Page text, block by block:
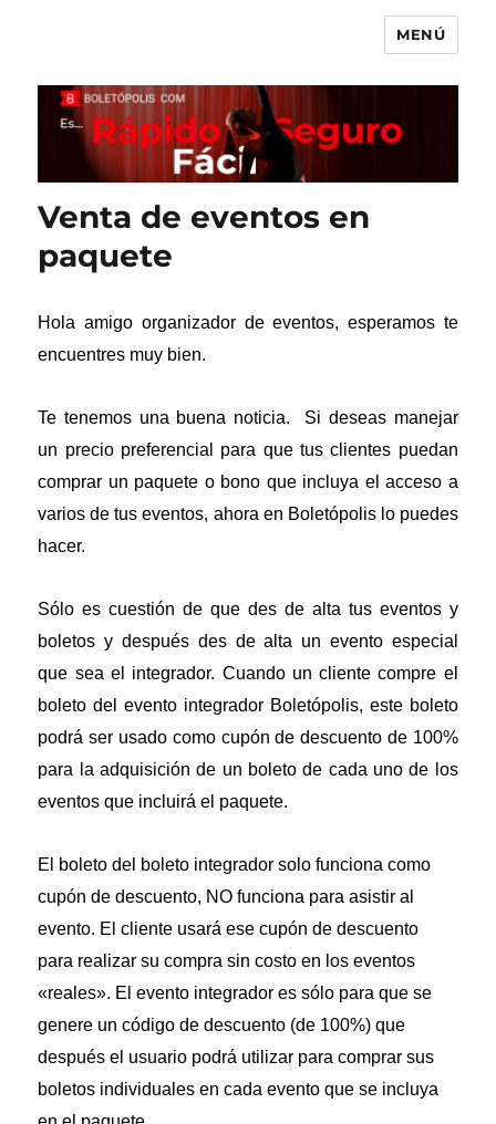
MENÚ
Venta de eventos en
paquete
Hola amigo organizador de eventos, esperamos te
encuentres muy bien.
Te tenemos una buena noticia. Si deseas manejar
un precio preferencial para que tus clientes puedan
comprar un paquete o bono que incluya el acceso a
varios de tus eventos, ahora en Boletópolis lo puedes
hacer.
Sólo es cuestión de que des de alta tus eventos y
boletos y después des de alta un evento especial
que sea el integrador. Cuando un cliente compre el
boleto del evento integrador Boletópolis, este boleto
podrá ser usado como cupón de descuento de 100%
para la adquisición de un boleto de cada uno de los
eventos que incluirá el paquete.
El boleto del boleto integrador solo funciona como
cupón de descuento, NO funciona para asistir al
evento. El cliente usará ese cupón de descuento
para realizar su compra sin costo en los eventos
«reales». El evento integrador es sólo para que se
genere un código de descuento (de 100%) que
después el usuario podrá utilizar para comprar sus
boletos individuales en cada evento que se incluya